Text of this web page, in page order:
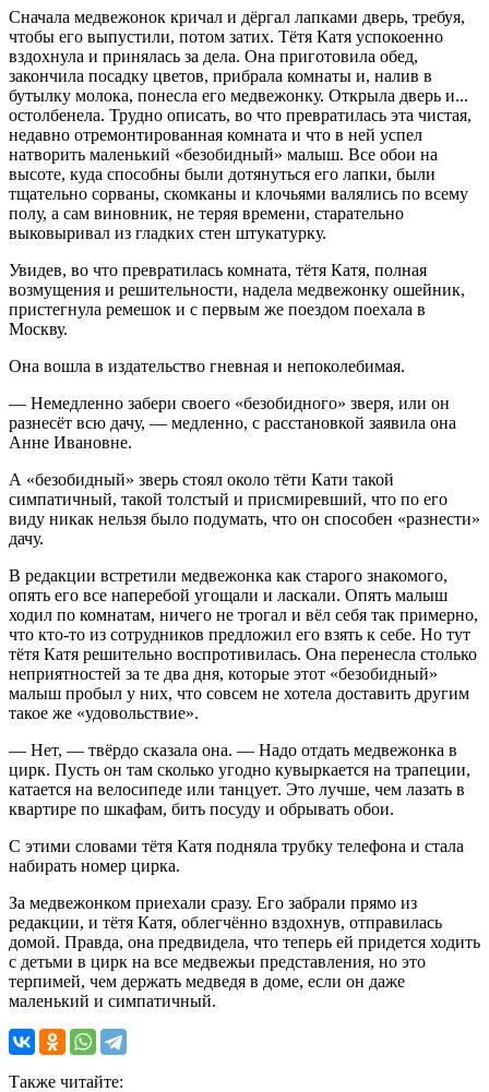
Сначала медвежонок кричал и дёргал лапками дверь, требуя,
чтобы его выпустили, потом затих. Тётя Катя успокоенно
вздохнула и принялась за дела. Она приготовила обед,
закончила посадку цветов, прибрала комнаты и, налив в
бутылку молока, понесла его медвежонку. Открыла дверь и...
остолбенела. Трудно описать, во что превратилась эта чистая,
недавно отремонтированная комната и что в ней успел
натворить маленький «безобидный» малыш. Все обои на
высоте, куда способны были дотянуться его лапки, были
тщательно сорваны, скомканы и клочьями валялись по всему
полу, а сам виновник, не теряя времени, старательно
выковыривал из гладких стен штукатурку.
Увидев, во что превратилась комната, тётя Катя, полная
возмущения и решительности, надела медвежонку ошейник,
пристегнула ремешок и с первым же поездом поехала в
Москву.
Она вошла в издательство гневная и непоколебимая.
— Немедленно забери своего «безобидного» зверя, или он
разнесёт всю дачу, — медленно, с расстановкой заявила она
Анне Ивановне.
А «безобидный» зверь стоял около тёти Кати такой
симпатичный, такой толстый и присмиревший, что по его
виду никак нельзя было подумать, что он способен «разнести»
дачу.
В редакции встретили медвежонка как старого знакомого,
опять его все наперебой угощали и ласкали. Опять малыш
ходил по комнатам, ничего не трогал и вёл себя так примерно,
что кто-то из сотрудников предложил его взять к себе. Но тут
тётя Катя решительно воспротивилась. Она перенесла столько
неприятностей за те два дня, которые этот «безобидный»
малыш пробыл у них, что совсем не хотела доставить другим
такое же «удовольствие».
— Нет, — твёрдо сказала она. — Надо отдать медвежонка в
цирк. Пусть он там сколько угодно кувыркается на трапеции,
катается на велосипеде или танцует. Это лучше, чем лазать в
квартире по шкафам, бить посуду и обрывать обои.
С этими словами тётя Катя подняла трубку телефона и стала
набирать номер цирка.
За медвежонком приехали сразу. Его забрали прямо из
редакции, и тётя Катя, облегчённо вздохнув, отправилась
домой. Правда, она предвидела, что теперь ей придется ходить
с детьми в цирк на все медвежьи представления, но это
терпимей, чем держать медведя в доме, если он даже
маленький и симпатичный.
Также читайте: